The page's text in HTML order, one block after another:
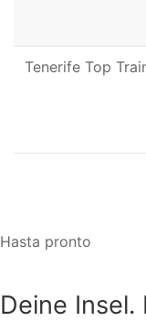
Tenerife Top
Hasta pronto
Deine Insel.